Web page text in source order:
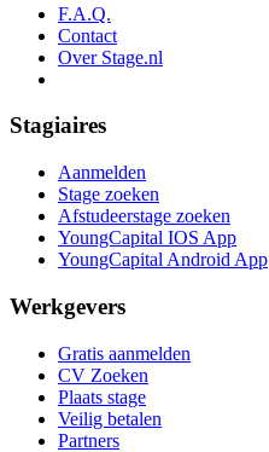
F.A.Q.
Contact
Over Stage.nl
Stagiaires
Aanmelden
Stage zoeken
Afstudeerstage zoeken
YoungCapital IOS App
YoungCapital Android App
Werkgevers
Gratis aanmelden
CV Zoeken
Plaats stage
Veilig betalen
Partners